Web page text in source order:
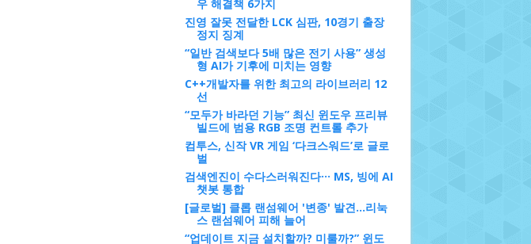
우 해결책 6가지
진영 잘못 전달한 LCK 심판, 10경기 출장
정지 징계
“일반 검색보다 5배 많은 전기 사용” 생성
형 AI가 기후에 미치는 영향
C++개발자를 위한 최고의 라이브러리 12
선
“모두가 바라던 기능” 최신 윈도우 프리뷰
빌드에 범용 RGB 조명 컨트롤 추가
컴투스, 신작 VR 게임 ‘다크스워드’로 글로
벌
검색엔진이 수다스러워진다··· MS, 빙에 AI
챗봇 통합
[글로벌] 클롭 랜섬웨어 '변종' 발견...리눅
스 랜섬웨어 피해 늘어
“업데이트 지금 설치할까? 미룰까?” 윈도